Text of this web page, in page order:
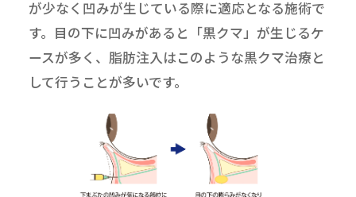
が少なく凹みが生じている際に適応となる施術で
す。目の下に凹みがあると「黒クマ」が生じるケ
ースが多く、脂肪注入はこのような黒クマ治療と
して行うことが多いです。